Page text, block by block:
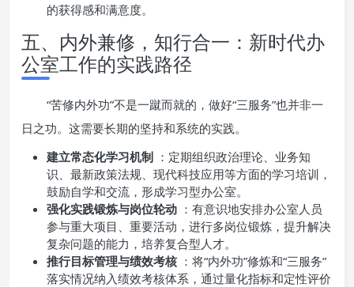
的获得感和满意度。
五、内外兼修，知行合一：新时代办
公室工作的实践路径
“苦修内外功”不是一蹴而就的，做好“三服务”也并非一
日之功。这需要长期的坚持和系统的实践。
建立常态化学习机制 ：定期组织政治理论、业务知
识、最新政策法规、现代科技应用等方面的学习培训，
鼓励自学和交流，形成学习型办公室。
强化实践锻炼与岗位轮动 ：有意识地安排办公室人员
参与重大项目、重要活动，进行多岗位锻炼，提升解决
复杂问题的能力，培养复合型人才。
推行目标管理与绩效考核 ：将“内外功”修炼和“三服务”
落实情况纳入绩效考核体系，通过量化指标和定性评价